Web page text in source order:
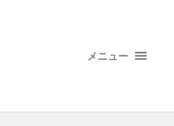
メニュー